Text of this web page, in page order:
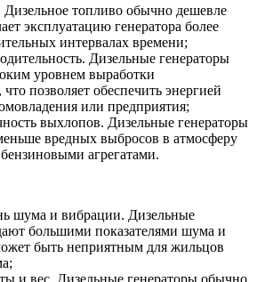
топливо обычно дешевле
эксплуатацию генератора более
интервалах времени;
Дизельные генераторы
уровнем выработки
позволяет обеспечить энергией
или предприятия;
выхлопов. Дизельные генераторы
вредных выбросов в атмосферу
агрегатами.
шума и вибрации. Дизельные
большими показателями шума и
быть неприятным для жильцов